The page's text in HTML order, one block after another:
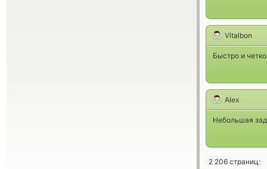
Vitalbon
Быстро и четко
Alex
Небольшая
2 206 страниц: